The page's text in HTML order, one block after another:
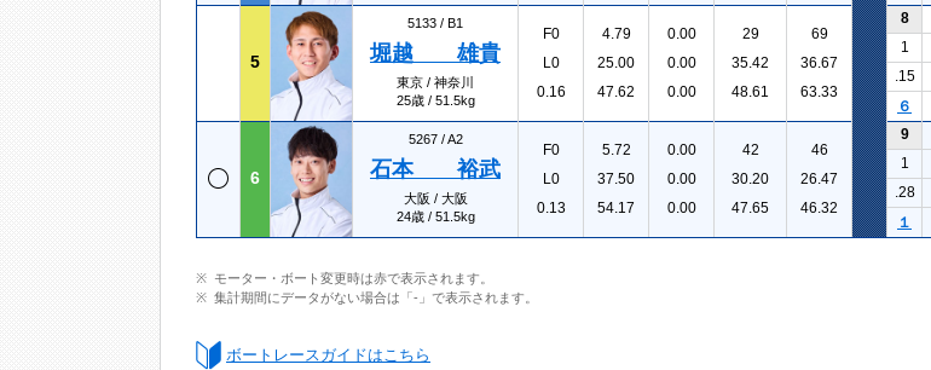
5
5133 / B1
堀越 雄貴
東京 / 神奈川
25歳 / 51.5kg
F0
L0
0.16
4.79
25.00
47.62
0.00
0.00
0.00
29
35.42
48.61
69
36.67
63.33
8
1
.15
６
6
5267 /A2
石本 裕武
大阪 / 大阪
24歳 / 51.5kg
F0
L0
0.13
5.72
37.50
54.17
0.00
0.00
0.00
42
30.20
47.65
46
26.47
46.32
9
1
.28
１
モーター・ボート変更時は赤で表示されます。
集計期間にデータがない場合は「-」で表示されます。
ボートレースガイドはこちら